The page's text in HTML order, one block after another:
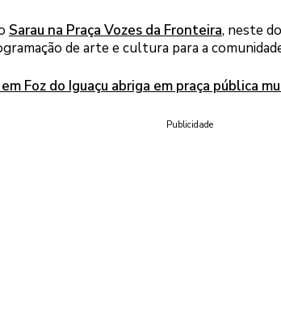
Sarau na Praça Vozes da Fronteira, neste
de arte e cultura para a
Foz do Iguaçu abriga em praça pública
Publicidade